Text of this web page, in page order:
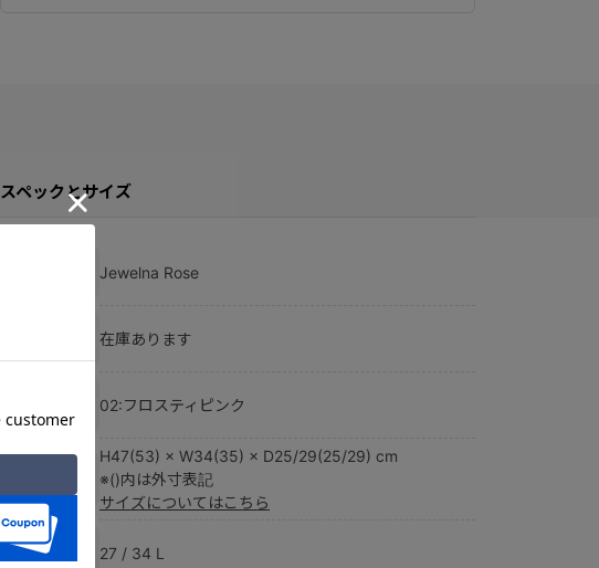
スペックとサイズ
Jewelna Rose
02:フロスティピンク
在庫あります
H47(53) × W34(35) × D25/29(25/29) cm
※()内は外寸表記
サイズについてはこちら
容量 27 / 34 L